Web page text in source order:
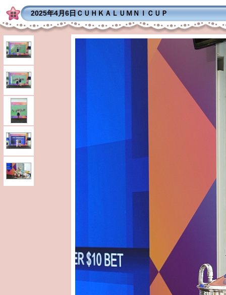
2025年4月6日ＣＵＨＫＡＬＵＭＮＩＣＵＰ